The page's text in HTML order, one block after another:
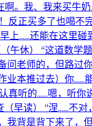
啊。我、我来买牛
反正买多了也喝不
上……还能在这里碰
午休） “这道数学
问老师的，但路过
业本推过去）你……
真听的……嗯，听你
（早读） “涅……不
我背是背下来了，